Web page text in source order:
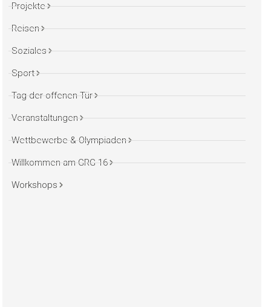
Projekte
Reisen
Soziales
Sport
Tag der offenen Tür
Veranstaltungen
Wettbewerbe & Olympiaden
Willkommen am GRG 16
Workshops